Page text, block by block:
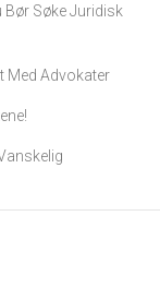
Søke Juridisk
Med Advokater